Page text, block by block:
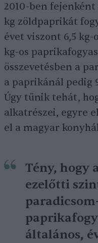
2010-ben fejenként
kg zöldpaprikát
évet viszont 6,5
kg-os
összevetésben a
a paprikánál pedig
Úgy tűnik tehát,
alkatrészei, egyre
el a magyar
Tény, hogy
ezelőtti
általános,